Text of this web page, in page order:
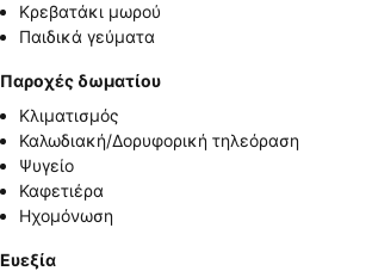
Κρεβατάκι μωρού
Παιδικά γεύματα
Παροχές δωματίου
Κλιματισμός
Καλωδιακή/Δορυφορική τηλεόραση
Ψυγείο
Καφετιέρα
Ηχομόνωση
Ευεξία